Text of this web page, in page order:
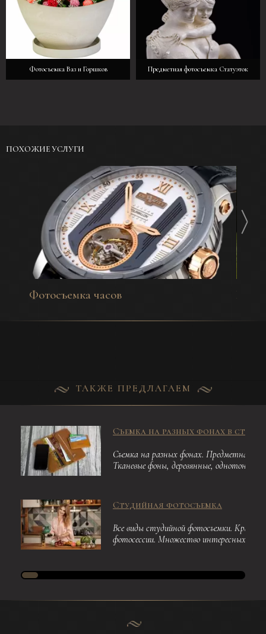
Фотосъемка Ваз и Горшков Предметная фотосъемка Статуэток
ПОХОЖИЕ УСЛУГИ
Фотосъемка часов
ТАКЖЕ ПРЕДЛАГАЕМ
Съемка на разных фонах в
Съемка на разных фонах. Предметная.
Тканевые фоны, деревянные, однотонные
Студийная фотосъемка
Все виды студийной фотосъемки.
фотосессии. Множество интересных